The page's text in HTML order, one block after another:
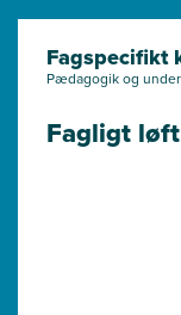
Fagspecifikt
Pædagogik og
Fagligt